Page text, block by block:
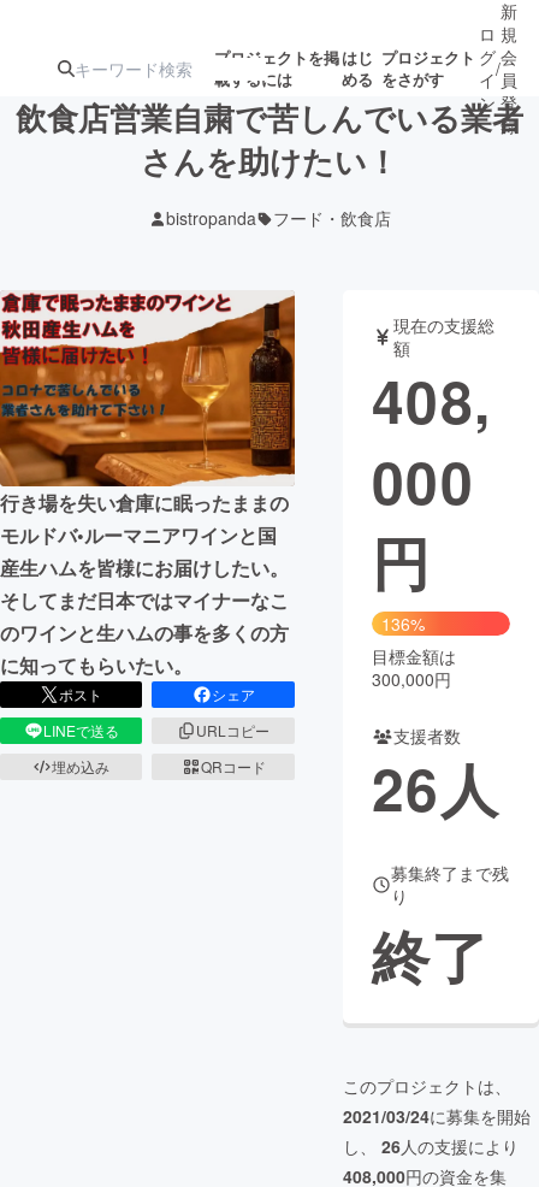
プロジェクトを掲
載するには
はじ
める
プロジェクト
をさがす
ジェクト
募集終了が近いプ
ロジェクト
アート・写真 音楽
テクノロジー・ガジェット ゲーム・サ
映像・映画
ビジネス・起業
まちづくり・地域活性化
CAMPFIRE for Social Good
CAMPFIRE Creation
CAMPFIREふるさと納税
コミュニティ
ロ
グ
イ
ン
/
新
規
会
員
登
録
飲食店営業自粛で苦しんでいる業者
さんを助けたい！
bistropanda フード・飲食店
行き場を失い倉庫に眠ったままの
モルドバ•ルーマニアワインと国
産生ハムを皆様にお届けしたい。
そしてまだ日本ではマイナーなこ
のワインと生ハムの事を多くの方
に知ってもらいたい。
ポスト
シェア
LINEで送る
URLコピー
埋め込み
QRコード
現在の支援総
額
408,
000
円
136%
目標金額は
300,000円
支援者数
26人
募集終了まで残
り
終了
このプロジェクトは、
2021/03/24に募集を開始
し、 26人の支援により
408,000円の資金を集